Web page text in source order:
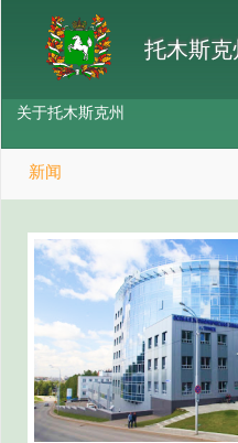
托木斯
关于托木斯克州
新闻